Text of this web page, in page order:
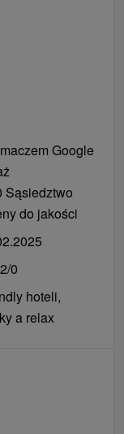
w
nie jest
nie
Google
Sąsiedztwo
do jakości
2/0
hoteli,
a relax